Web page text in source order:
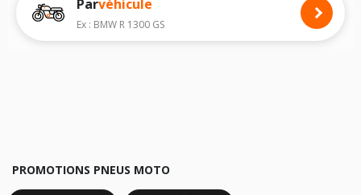
Nous recommandons de toujours monter des pneus moto avec les
dimensions homologuées par le constructeur.
Pour cela, veuillez sélectionner la motorisation de votre motoPEUGEOT
Parvéhicule
Ex : BMW R 1300 GS
PROMOTIONS PNEUS MOTO